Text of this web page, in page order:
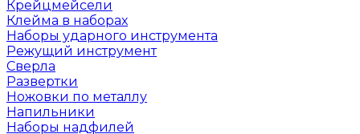
Крейцмейсели
Клейма в наборах
Наборы ударного инструмента
Режущий инструмент
Сверла
Развертки
Ножовки по металлу
Напильники
Наборы надфилей